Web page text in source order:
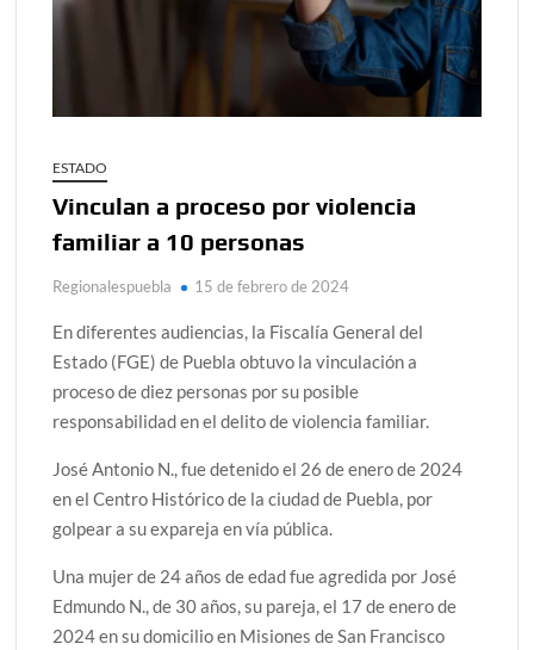
ESTADO
Vinculan a proceso por violencia
familiar a 10 personas
Regionalespuebla 15 de febrero de 2024
En diferentes audiencias, la Fiscalía General del
Estado (FGE) de Puebla obtuvo la vinculación a
proceso de diez personas por su posible
responsabilidad en el delito de violencia familiar.
José Antonio N., fue detenido el 26 de enero de 2024
en el Centro Histórico de la ciudad de Puebla, por
golpear a su expareja en vía pública.
Una mujer de 24 años de edad fue agredida por José
Edmundo N., de 30 años, su pareja, el 17 de enero de
2024 en su domicilio en Misiones de San Francisco